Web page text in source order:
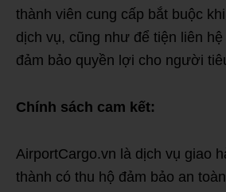
thành viên cung cấp bắt buộc
dịch vụ, cũng như để tiện liên
đảm bảo quyền lợi cho người
Chính sách cam kết:
AirportCargo.vn là dịch vụ giao
thành có thu hộ đảm bảo an